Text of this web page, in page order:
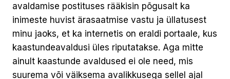
avaldamise postituses rääkisin põgusalt ka
inimeste huvist ärasaatmise vastu ja üllatusest
minu jaoks, et ka internetis on eraldi portaale, kus
kaastundeavaldusi üles riputatakse. Aga mitte
ainult kaastunde avaldused ei ole need, mis
suurema või väiksema avalikkusega sellel ajal